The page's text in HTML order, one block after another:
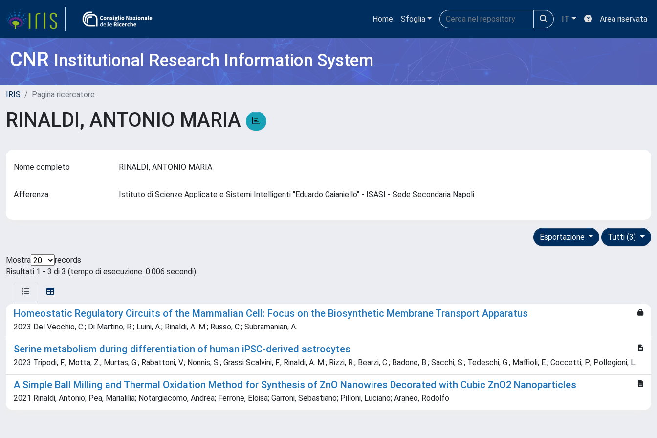
Home Sfoglia IT Area riservata
CNRInstitutional Research Information System
IRIS Pagina ricercatore
RINALDI, ANTONIO MARIA
Nome completo RINALDI, ANTONIO MARIA
Afferenza Istituto di Scienze Applicate e Sistemi Intelligenti "Eduardo Caianiello" - ISASI - Sede Secondaria Napoli
Tutti (3)
Esportazione
Mostra
records
Risultati 1 - 3 di 3 (tempo di esecuzione: 0.006 secondi).
Homeostatic Regulatory Circuits of the Mammalian Cell: Focus on the Biosynthetic Membrane Transport Apparatus
2023 Del Vecchio, C.; Di Martino, R.; Luini, A.; Rinaldi, A. M.; Russo, C.; Subramanian, A.
Serine metabolism during differentiation of human iPSC-derived astrocytes
2023 Tripodi, F.; Motta, Z.; Murtas, G.; Rabattoni, V.; Nonnis, S.; Grassi Scalvini, F.; Rinaldi, A. M.; Rizzi, R.; Bearzi, C.; Badone, B.; Sacchi, S.; Tedeschi, G.; Maffioli, E.; Coccetti, P.; Pollegioni, L.
A Simple Ball Milling and Thermal Oxidation Method for Synthesis of ZnO Nanowires Decorated with Cubic ZnO2 Nanoparticles
2021 Rinaldi, Antonio; Pea, Marialilia; Notargiacomo, Andrea; Ferrone, Eloisa; Garroni, Sebastiano; Pilloni, Luciano; Araneo, Rodolfo